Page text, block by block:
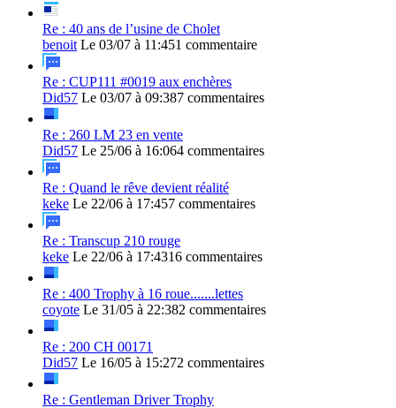
Re : 40 ans de l’usine de Cholet
benoit Le 03/07 à 11:451 commentaire
Re : CUP111 #0019 aux enchères
Did57 Le 03/07 à 09:387 commentaires
Re : 260 LM 23 en vente
Did57 Le 25/06 à 16:064 commentaires
Re : Quand le rêve devient réalité
keke Le 22/06 à 17:457 commentaires
Re : Transcup 210 rouge
keke Le 22/06 à 17:4316 commentaires
Re : 400 Trophy à 16 roue.......lettes
coyote Le 31/05 à 22:382 commentaires
Re : 200 CH 00171
Did57 Le 16/05 à 15:272 commentaires
Re : Gentleman Driver Trophy